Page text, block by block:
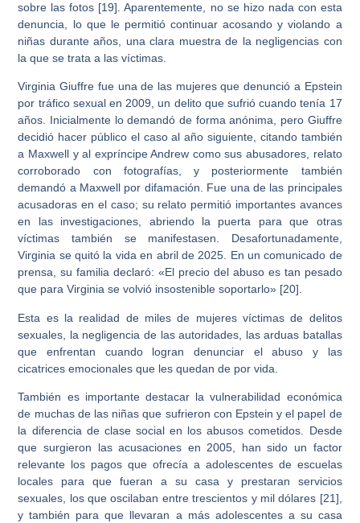
sobre las fotos [19]. Aparentemente, no se hizo nada con esta
denuncia, lo que le permitió continuar acosando y violando a
niñas durante años, una clara muestra de la negligencias con
la que se trata a las víctimas.
Virginia Giuffre fue una de las mujeres que denunció a Epstein
por tráfico sexual en 2009, un delito que sufrió cuando tenía 17
años. Inicialmente lo demandó de forma anónima, pero Giuffre
decidió hacer público el caso al año siguiente, citando también
a Maxwell y al expríncipe Andrew como sus abusadores, relato
corroborado con fotografías, y posteriormente también
demandó a Maxwell por difamación. Fue una de las principales
acusadoras en el caso; su relato permitió importantes avances
en las investigaciones, abriendo la puerta para que otras
víctimas también se manifestasen. Desafortunadamente,
Virginia se quitó la vida en abril de 2025. En un comunicado de
prensa, su familia declaró: «El precio del abuso es tan pesado
que para Virginia se volvió insostenible soportarlo» [20].
Esta es la realidad de miles de mujeres víctimas de delitos
sexuales, la negligencia de las autoridades, las arduas batallas
que enfrentan cuando logran denunciar el abuso y las
cicatrices emocionales que les quedan de por vida.
También es importante destacar la vulnerabilidad económica
de muchas de las niñas que sufrieron con Epstein y el papel de
la diferencia de clase social en los abusos cometidos. Desde
que surgieron las acusaciones en 2005, han sido un factor
relevante los pagos que ofrecía a adolescentes de escuelas
locales para que fueran a su casa y prestaran servicios
sexuales, los que oscilaban entre trescientos y mil dólares [21],
y también para que llevaran a más adolescentes a su casa